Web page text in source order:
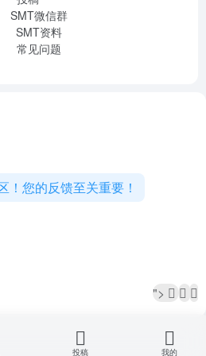
SMT微信群
SMT资料
常见问题
！您的反馈至关重要！
">
投稿 我的